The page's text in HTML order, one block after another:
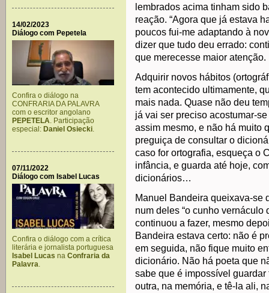
14/02/2023
Diálogo com Pepetela
Confira o diálogo na
CONFRARIA DA PALAVRA
com o escritor angolano
PEPETELA. Participação
especial: Daniel Osiecki.
07/11/2022
Diálogo com Isabel Lucas
Confira o diálogo com a crítica
literária e jornalista portuguesa
Isabel Lucas na Confraria da
Palavra.
lembrados acima tinham sido
reação. “Agora que já estava
poucos fui-me adaptando à
dizer que tudo deu errado:
que merecesse maior atenção.
Adquirir novos hábitos
tem acontecido ultimamente,
mais nada. Quase não deu
já vai ser preciso acostumar-
assim mesmo, e não há muito
preguiça de consultar o
caso for ortografia, esqueça o
infância, e guarda até hoje,
dicionários…
Manuel Bandeira queixava-se
num deles “o cunho vernáculo
continuou a fazer, mesmo
Bandeira estava certo: não é
em seguida, não fique muito
dicionário. Não há poeta que
sabe que é impossível
outra, na memória, e tê-la ali,